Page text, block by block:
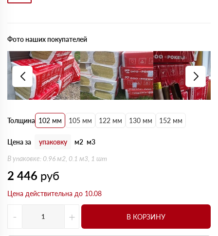
Толщина 102 мм 105 мм 122 мм 130 мм 152 мм
Цена за упаковку м2 м3
В упаковке: 0.96 м2, 0.1 м3, 1 шт
2 446 руб
Цена действительна до 10.08
- + В КОРЗИНУ
Фото наших покупателей